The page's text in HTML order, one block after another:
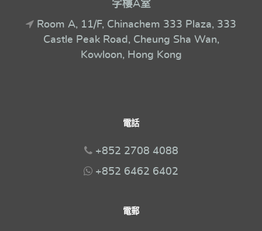
字樓A室
Room A, 11/F, Chinachem 333 Plaza, 333
Castle Peak Road, Cheung Sha Wan,
Kowloon, Hong Kong
電話
+852 2708 4088
+852 6462 6402
電郵